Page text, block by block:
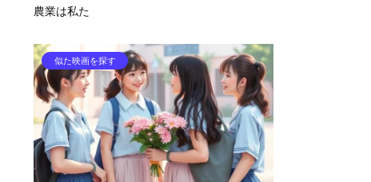
農業は私た
似た映画を探す